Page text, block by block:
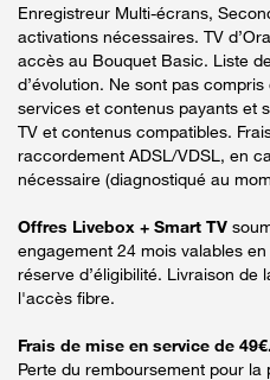
Enregistreur Multi-écrans,
activations nécessaires. TV
accès au Bouquet Basic. Liste
d’évolution. Ne sont pas
services et contenus payants et
TV et contenus compatibles.
raccordement ADSL/VDSL, en
nécessaire (diagnostiqué au
Offres Livebox + Smart TV
engagement 24 mois valables
réserve d’éligibilité. Livraison de
l'accès fibre.
Frais de mise en service de
Perte du remboursement pour